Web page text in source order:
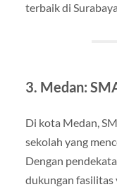
terbaik di
3. Medan:
Di kota Medan,
sekolah yang
Dengan
dukungan fasilitas